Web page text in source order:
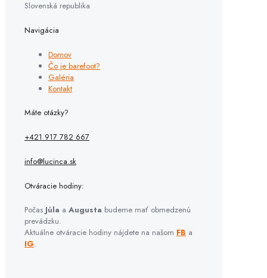
Slovenská republika
Navigácia
Domov
Čo je barefoot?
Galéria
Kontakt
Máte otázky?
+421 917 782 667
info@lucinca.sk
Otváracie hodiny:
Počas Júla a Augusta budeme mať obmedzenú
prevádzku.
Aktuálne otváracie hodiny nájdete na našom FB a
IG.